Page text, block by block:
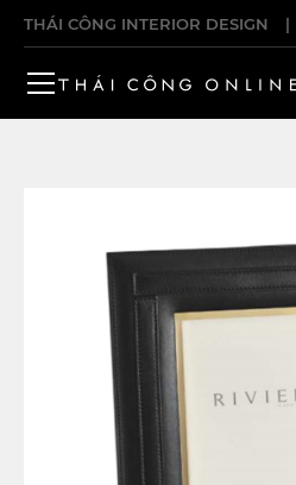
THÁI CÔNG INTERIOR DESIGN |